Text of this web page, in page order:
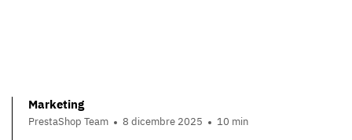
Marketing
PrestaShop Team 8 dicembre 2025 10 min